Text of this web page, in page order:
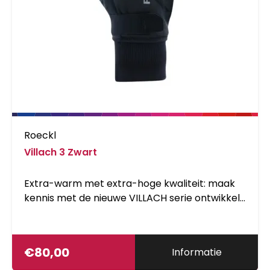
Roeckl
Villach 3 Zwart
Extra-warm met extra-hoge kwaliteit: maak
kennis met de nieuwe VILLACH serie ontwikkeld
hele koude dagen. De VILLACH 3-serie is in een
€80,00 Informatie